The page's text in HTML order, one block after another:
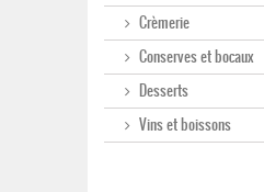
Crèmerie
Conserves et bocaux
Desserts
Vins et boissons